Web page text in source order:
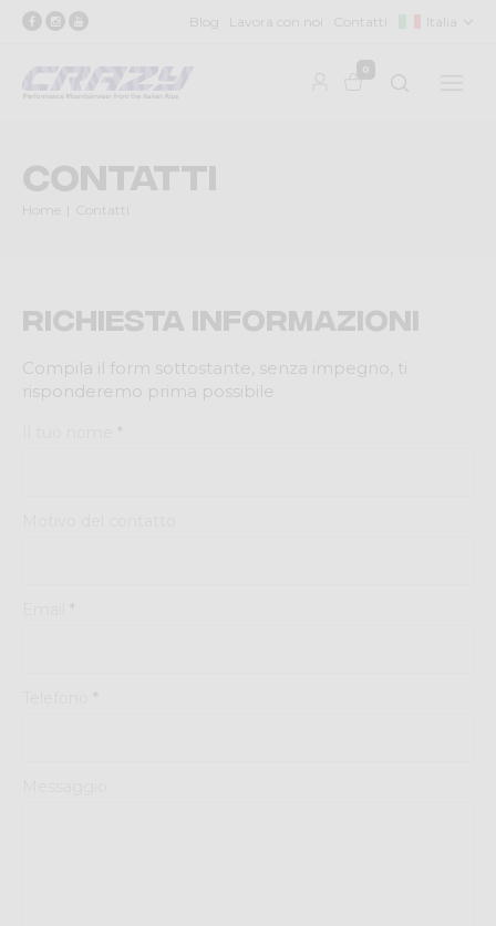
Blog Lavora con noi Contatti Italia
0
Contatti
Home Contatti
Richiesta informazioni
Compila il form sottostante, senza impegno, ti
risponderemo prima possibile
*
*
*